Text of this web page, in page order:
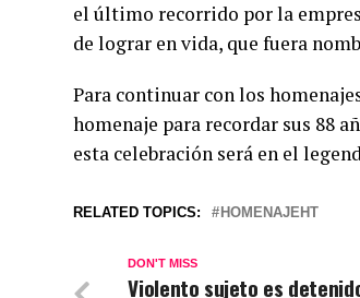
el último recorrido por la
de lograr en vida, que fuera
Para continuar con los
homenaje para recordar sus 88
esta celebración será en el
RELATED TOPICS: HOMENAJEHT
DON'T MISS
Violento sujeto es